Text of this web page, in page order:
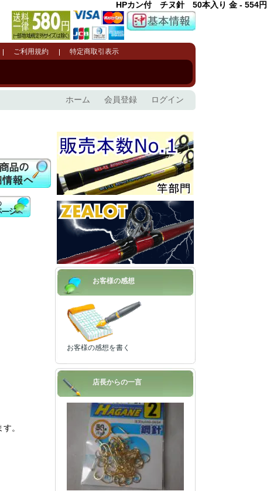
HPカン付 チヌ針 50本入り 金 - 554円
ご利用規約 特定商取引表示
ホーム 会員登録 ログイン
。
お客様の感想
お客様の感想を書く
店長からの一言